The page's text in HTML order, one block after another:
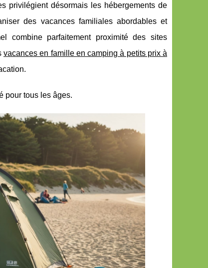
privilégient désormais les hébergements de
des vacances familiales abordables et
combine parfaitement proximité des sites
vacances en famille en camping à petits prix à
pour tous les âges.